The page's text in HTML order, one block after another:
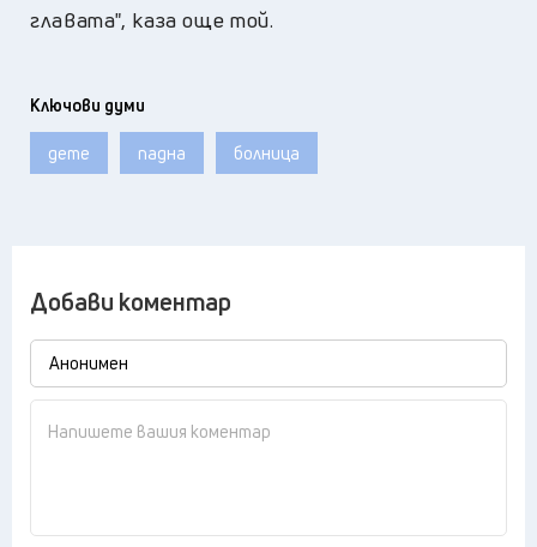
главата", каза още той.
Ключови думи
дете падна болница
Добави коментар